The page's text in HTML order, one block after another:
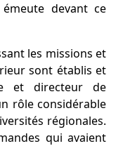
devant ce
les missions et
sont établis et
et directeur de
rôle considérable
régionales.
qui avaient